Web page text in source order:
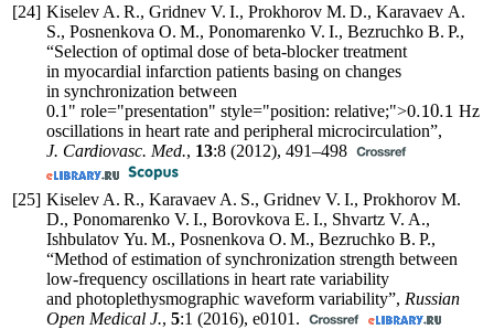
[24] Kiselev A. R., Gridnev V. I., Prokhorov M. D., Karavaev A.
S., Posnenkova O. M., Ponomarenko V. I., Bezruchko B. P.,
“Selection of optimal dose of beta-blocker treatment
in myocardial infarction patients basing on changes
in synchronization between
0.1 " role="presentation" style="position: relative;">0.10.1 Hz
oscillations in heart rate and peripheral microcirculation”,
J. Cardiovasc. Med., 13:8 (2012), 491–498
[25] Kiselev A. R., Karavaev A. S., Gridnev V. I., Prokhorov M.
D., Ponomarenko V. I., Borovkova E. I., Shvartz V. A.,
Ishbulatov Yu. M., Posnenkova O. M., Bezruchko B. P.,
“Method of estimation of synchronization strength between
low-frequency oscillations in heart rate variability
and photoplethysmographic waveform variability”, Russian
Open Medical J., 5:1 (2016), e0101.